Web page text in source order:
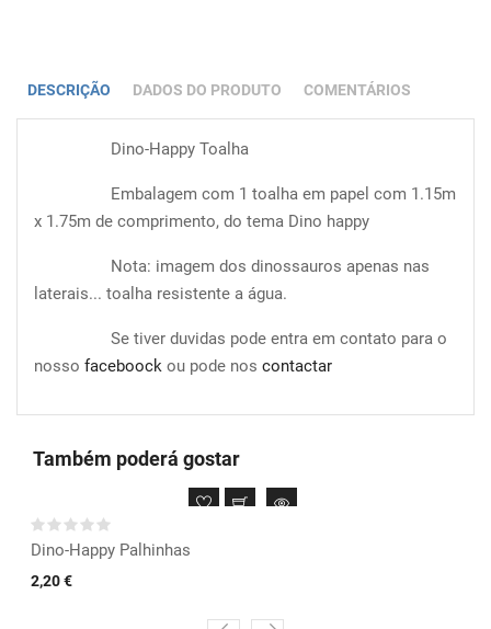
DESCRIÇÃO DADOS DO PRODUTO COMENTÁRIOS
Dino-Happy Toalha
Embalagem com 1 toalha em papel com 1.15m
x 1.75m de comprimento, do tema Dino happy
Nota: imagem dos dinossauros apenas nas
laterais... toalha resistente a água.
Se tiver duvidas pode entra em contato para o
nosso faceboock ou pode nos contactar
Também poderá gostar
Dino-Happy Palhinhas
2,20 €